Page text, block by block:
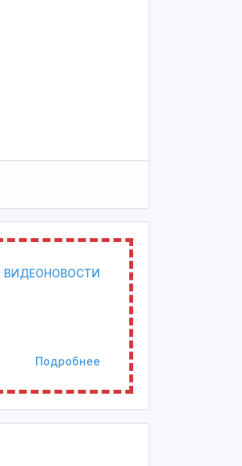
ВИДЕОНОВОСТИ
Подробнее